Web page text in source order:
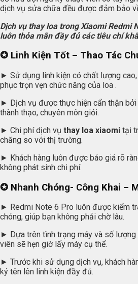
dịch vụ sửa chữa đều được đảm bảo
Dịch vụ thay loa trong Xiaomi Redmi
luôn thỏa mãn đầy đủ các tiêu chí
✪ Linh Kiện Tốt – Thao Tác
► Sử dụng linh kiện có chất lượng
phục trọn vẹn chức năng của loa .
► Dịch vụ được thực hiện cẩn thận
thành thạo, chuyên môn giỏi.
► Chi phí dịch vụ thay loa xiaomi tại
chăng so với thị trường.
► Khách hàng luôn được báo giá rõ
không phát sinh chi phí.
✪ Nhanh Chóng- Công Khai –
► Redmi Note 6 Pro luôn được kiểm
chóng, giúp bạn không phải chờ lâu.
► Dựa trên tình trạng máy và số lượng
viên sẽ hẹn giờ lấy máy cụ thể.
► Trước khi sử dụng dịch vụ, khách
ký tên lên linh kiện đầy đủ.